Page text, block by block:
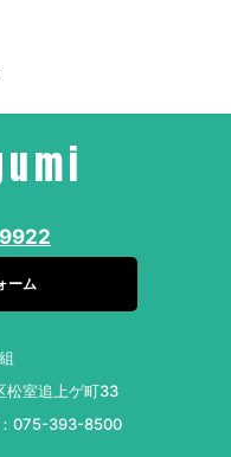
ーム
室追上ゲ町33
075-393-8500